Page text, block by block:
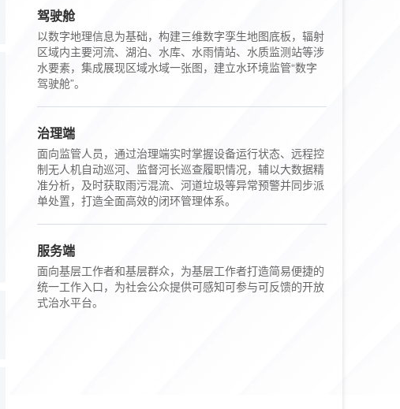
驾驶舱
以数字地理信息为基础，构建三维数字孪生地图底板，辐射
区域内主要河流、湖泊、水库、水雨情站、水质监测站等涉
水要素，集成展现区域水域一张图，建立水环境监管“数字
驾驶舱”。
治理端
面向监管人员，通过治理端实时掌握设备运行状态、远程控
制无人机自动巡河、监督河长巡查履职情况，辅以大数据精
准分析，及时获取雨污混流、河道垃圾等异常预警并同步派
单处置，打造全面高效的闭环管理体系。
服务端
面向基层工作者和基层群众，为基层工作者打造简易便捷的
统一工作入口，为社会公众提供可感知可参与可反馈的开放
式治水平台。